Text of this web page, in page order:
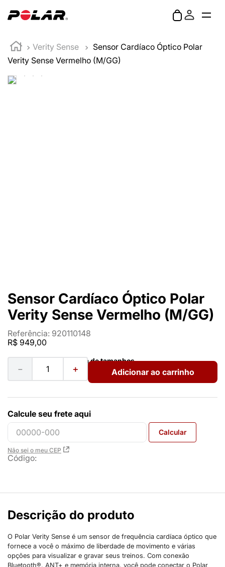
Verity Sense
Sensor Cardíaco Óptico Polar
Verity Sense Vermelho (M/GG)
Sensor Cardíaco Óptico Polar
Verity Sense Vermelho (M/GG)
Referência: 920110148
R$ 949,00
Ver guia de tamanhos
＋
－ Adicionar ao carrinho
Calcule seu frete aqui
Calcular
Não sei o meu CEP
Código:
Descrição do produto
O Polar Verity Sense é um sensor de frequência cardíaca óptico que
fornece a você o máximo de liberdade de movimento e várias
opções para visualizar e gravar seus treinos. Com conexão
Bluetooth®, ANT+ e memória interna, você pode conectar o Polar